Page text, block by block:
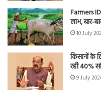
Farmers
लाभ, बार-
10 July
किसानों के
रही 40%
9 July